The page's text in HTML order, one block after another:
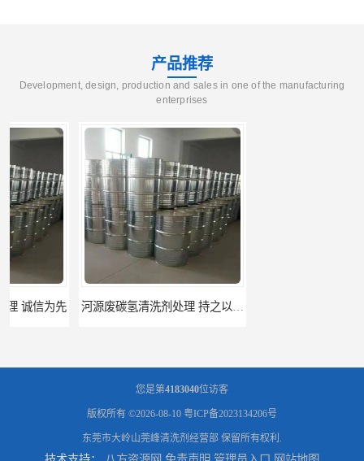
产品推荐
Development, design, production and sales in one of the manufacturing
enterprises
河源废碳氢清洗剂处理 持之以恒为客户服务
您是第4183040位访客
版权所有 ©2026-08-10 粤ICP备2023134206号
东莞市大岭山莞峰清洗剂经营部 保留所有权利.